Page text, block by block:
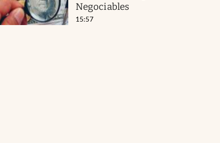
Negociables
15:57